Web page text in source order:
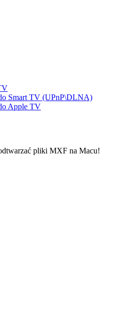
Smart TV (UPnP\DLNA)
Apple TV
pliki MXF na Macu!